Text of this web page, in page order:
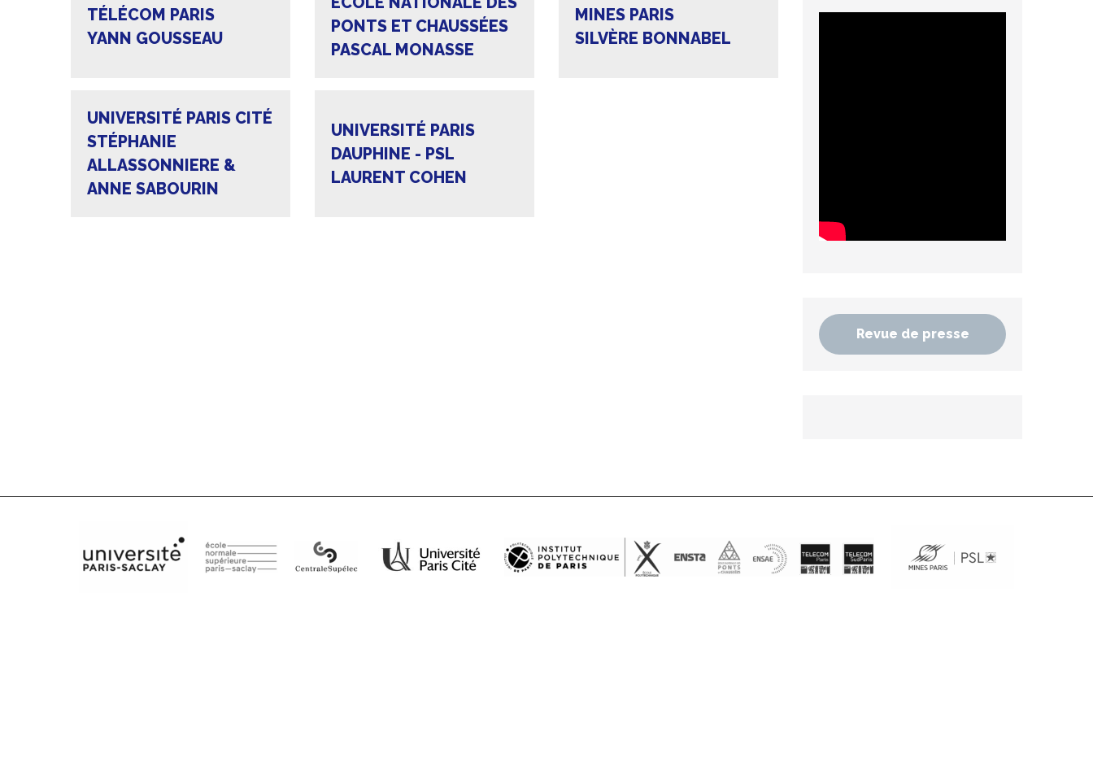
TÉLÉCOM PARIS
YANN GOUSSEAU
PONTS ET CHAUSSÉES
PASCAL MONASSE
MINES PARIS
SILVÈRE BONNABEL
UNIVERSITÉ PARIS CITÉ
STÉPHANIE
ALLASSONNIERE &
ANNE SABOURIN
UNIVERSITÉ PARIS
DAUPHINE - PSL
LAURENT COHEN
Revue de presse